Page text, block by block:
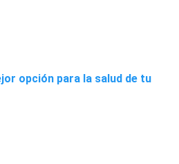
opción para la salud de tu